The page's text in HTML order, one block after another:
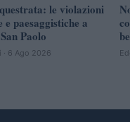
le violazioni
paesaggistiche a
Paolo
· 6 Ago 2026